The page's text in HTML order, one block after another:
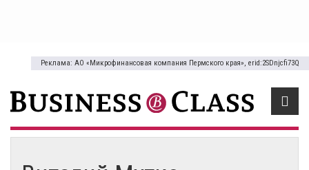
Реклама: АО «Микрофинансовая компания Пермского края», erid:2SDnjcfi73Q